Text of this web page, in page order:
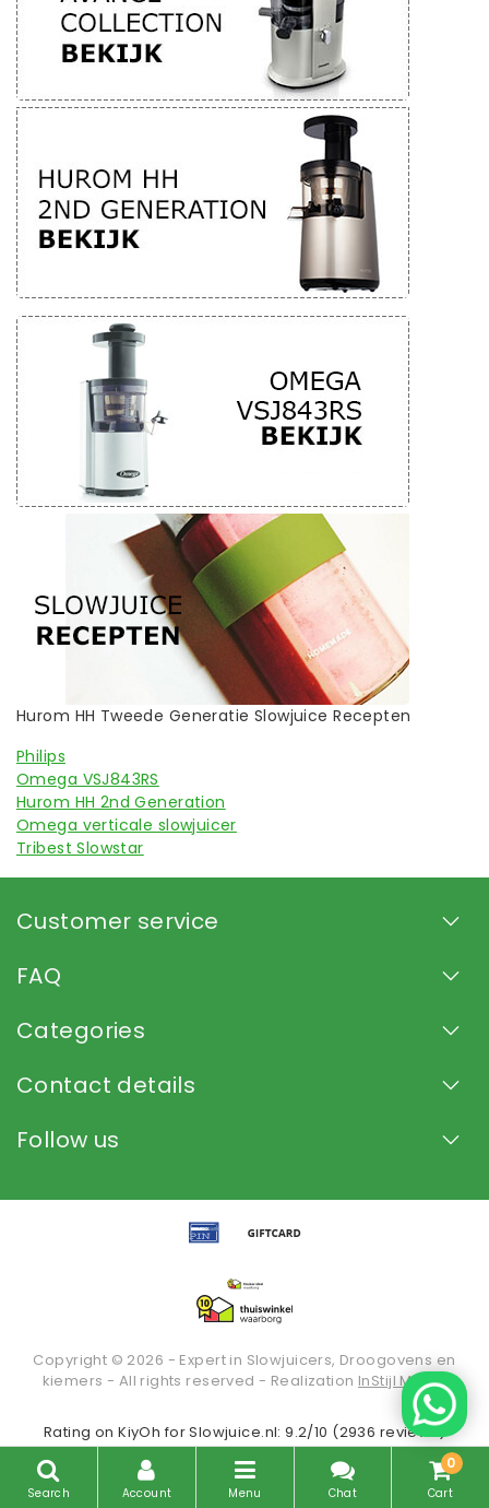
Hurom HH Tweede Generatie Slowjuice Recepten
Philips
Omega VSJ843RS
Hurom HH 2nd Generation
Omega verticale slowjuicer
Tribest Slowstar
Customer service
FAQ
Categories
Contact details
Follow us
Copyright © 2026 - Expert in Slowjuicers, Droogovens en
kiemers - All rights reserved - Realization InStijl Media
Search Account Menu Chat
0
Cart
Rating onKiyOh for Slowjuice.nl: 9.2/10 (2936 reviews)